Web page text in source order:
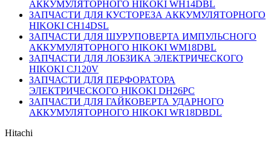
АККУМУЛЯТОРНОГО HIKOKI WH14DBL
ЗАПЧАСТИ ДЛЯ КУСТОРЕЗА АККУМУЛЯТОРНОГО
HIKOKI CH14DSL
ЗАПЧАСТИ ДЛЯ ШУРУПОВЕРТА ИМПУЛЬСНОГО
АККУМУЛЯТОРНОГО HIKOKI WM18DBL
ЗАПЧАСТИ ДЛЯ ЛОБЗИКА ЭЛЕКТРИЧЕСКОГО
HIKOKI CJ120V
ЗАПЧАСТИ ДЛЯ ПЕРФОРАТОРА
ЭЛЕКТРИЧЕСКОГО HIKOKI DH26PC
ЗАПЧАСТИ ДЛЯ ГАЙКОВЕРТА УДАРНОГО
АККУМУЛЯТОРНОГО HIKOKI WR18DBDL
Hitachi